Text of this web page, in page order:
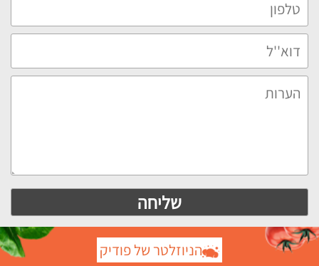
הניוזלטר של פודיק